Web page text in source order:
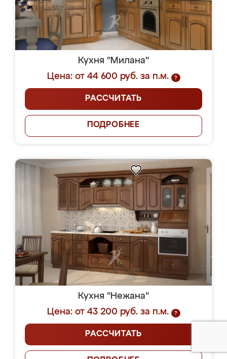
Кухня "Милана"
Цена: от 44 600 руб. за п.м.
?
РАССЧИТАТЬ
ПОДРОБНЕЕ
Кухня "Нежана"
Цена: от 43 200 руб. за п.м.
?
РАССЧИТАТЬ